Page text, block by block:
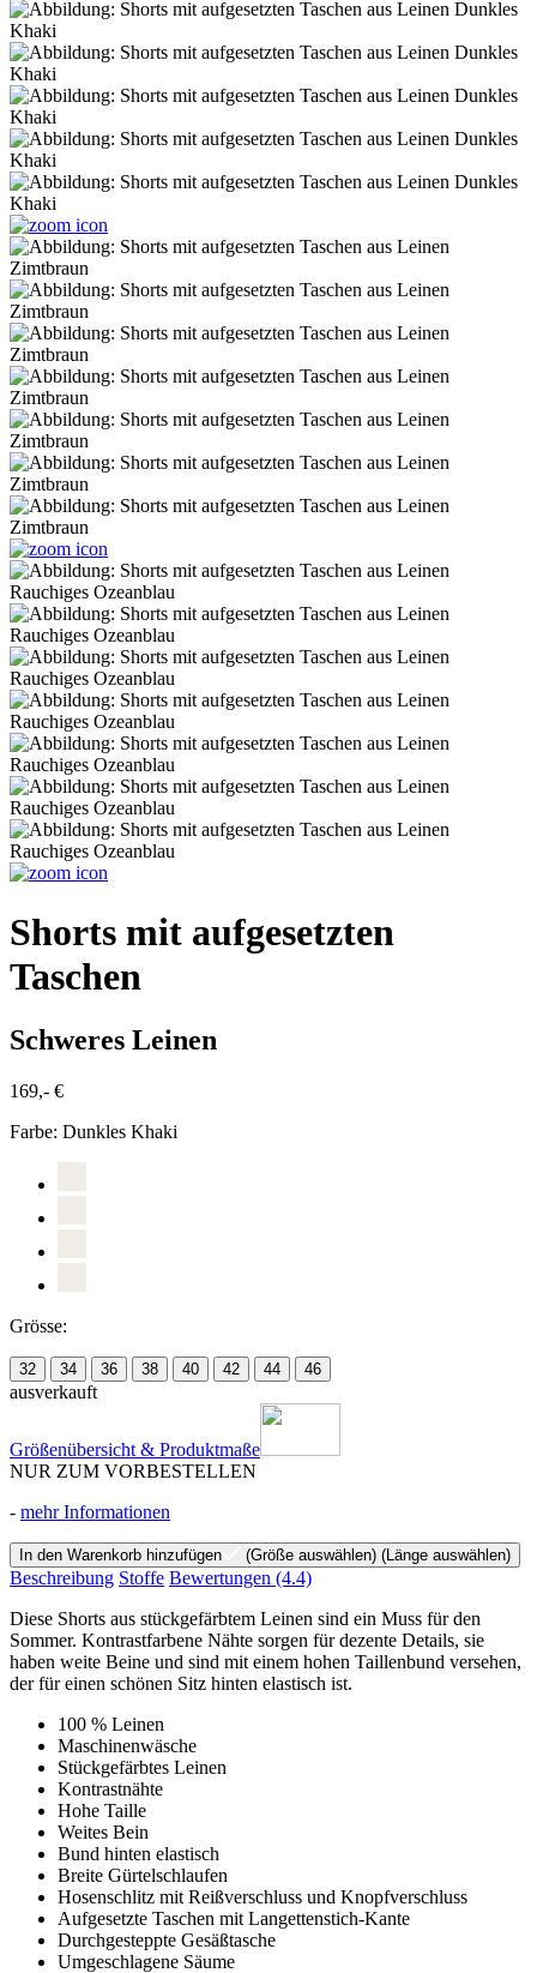
Shorts mit aufgesetzten
Taschen
Schweres Leinen
169,- €
Farbe: Dunkles Khaki
Grösse:
32 34 36 38 40 42 44 46
ausverkauft
Größenübersicht & Produktmaße
NUR ZUM VORBESTELLEN
- mehr Informationen
In den Warenkorb hinzufügen (Größe auswählen) (Länge auswählen)
Beschreibung Stoffe Bewertungen (4.4)
Diese Shorts aus stückgefärbtem Leinen sind ein Muss für den
Sommer. Kontrastfarbene Nähte sorgen für dezente Details, sie
haben weite Beine und sind mit einem hohen Taillenbund versehen,
der für einen schönen Sitz hinten elastisch ist.
100 % Leinen
Maschinenwäsche
Stückgefärbtes Leinen
Kontrastnähte
Hohe Taille
Weites Bein
Bund hinten elastisch
Breite Gürtelschlaufen
Hosenschlitz mit Reißverschluss und Knopfverschluss
Aufgesetzte Taschen mit Langettenstich-Kante
Durchgesteppte Gesäßtasche
Umgeschlagene Säume